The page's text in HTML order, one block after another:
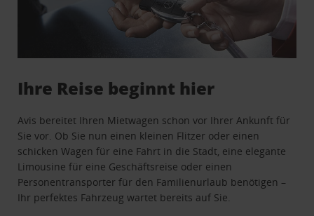
Ihre Reise beginnt hier
Avis bereitet Ihren Mietwagen schon vor Ihrer Ankunft für
Sie vor. Ob Sie nun einen kleinen Flitzer oder einen
schicken Wagen für eine Fahrt in die Stadt, eine elegante
Limousine für eine Geschäftsreise oder einen
Personentransporter für den Familienurlaub benötigen –
Ihr perfektes Fahrzeug wartet bereits auf Sie.